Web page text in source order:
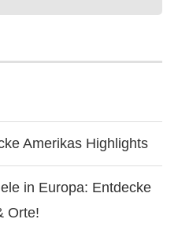
Amerikas Highlights
in Europa: Entdecke
Orte!